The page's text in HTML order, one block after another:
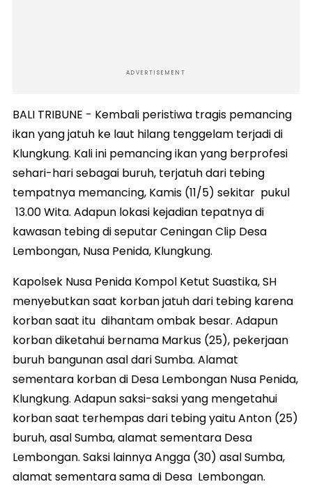
ADVERTISEMENT
BALI TRIBUNE - Kembali peristiwa tragis pemancing
ikan yang jatuh ke laut hilang tenggelam terjadi di
Klungkung. Kali ini pemancing ikan yang berprofesi
sehari-hari sebagai buruh, terjatuh dari tebing
tempatnya memancing, Kamis (11/5) sekitar pukul
13.00 Wita. Adapun lokasi kejadian tepatnya di
kawasan tebing di seputar Ceningan Clip Desa
Lembongan, Nusa Penida, Klungkung.
Kapolsek Nusa Penida Kompol Ketut Suastika, SH
menyebutkan saat korban jatuh dari tebing karena
korban saat itu dihantam ombak besar. Adapun
korban diketahui bernama Markus (25), pekerjaan
buruh bangunan asal dari Sumba. Alamat
sementara korban di Desa Lembongan Nusa Penida,
Klungkung. Adapun saksi-saksi yang mengetahui
korban saat terhempas dari tebing yaitu Anton (25)
buruh, asal Sumba, alamat sementara Desa
Lembongan. Saksi lainnya Angga (30) asal Sumba,
alamat sementara sama di Desa Lembongan.